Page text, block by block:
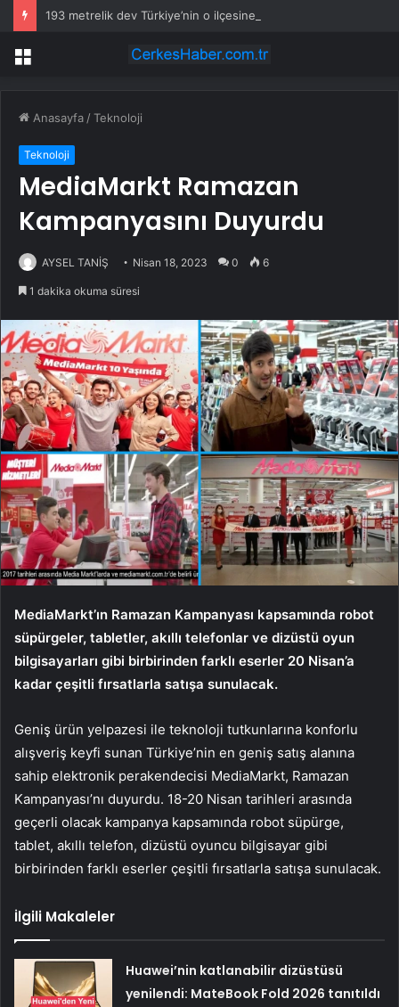
193 metrelik dev Türkiye’nin o ilçesine geldi
Menü
Anasayfa /Teknoloji
Teknoloji
MediaMarkt Ramazan
Kampanyasını Duyurdu
AYSEL TANİŞ Nisan 18, 2023 0 6
1 dakika okuma süresi
MediaMarkt’ın Ramazan Kampanyası kapsamında robot
süpürgeler, tabletler, akıllı telefonlar ve dizüstü oyun
bilgisayarları gibi birbirinden farklı eserler 20 Nisan’a
kadar çeşitli fırsatlarla satışa sunulacak.
Geniş ürün yelpazesi ile teknoloji tutkunlarına konforlu
alışveriş keyfi sunan Türkiye’nin en geniş satış alanına
sahip elektronik perakendecisi MediaMarkt, Ramazan
Kampanyası’nı duyurdu. 18-20 Nisan tarihleri ​​arasında
geçerli olacak kampanya kapsamında robot süpürge,
tablet, akıllı telefon, dizüstü oyuncu bilgisayar gibi
birbirinden farklı eserler çeşitli fırsatlarla satışa sunulacak.
İlgili Makaleler
Huawei’nin katlanabilir dizüstüsü
yenilendi: MateBook Fold 2026 tanıtıldı